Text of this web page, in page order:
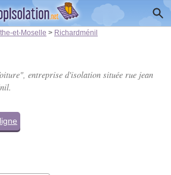
et-Moselle > Richardménil
entreprise d'isolation située rue jean